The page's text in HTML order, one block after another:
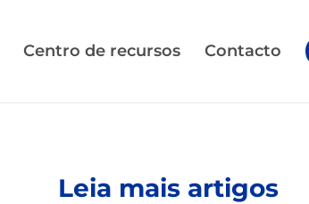
Centro de recursos Contacto
Leia mais artigos